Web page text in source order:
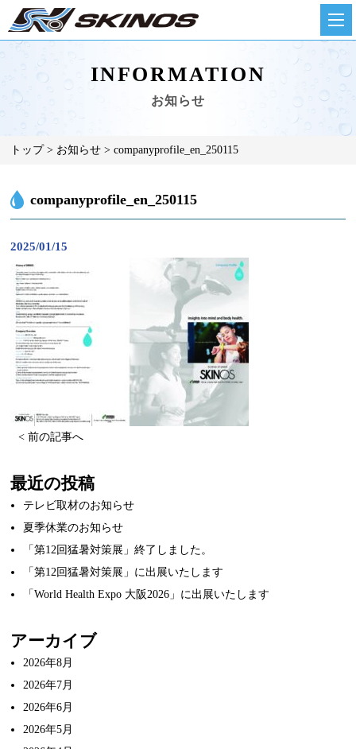
INFORMATION
お知らせ
トップ お知らせ companyprofile_en_250115
companyprofile_en_250115
2025/01/15
< 前の記事へ
最近の投稿
テレビ取材のお知らせ
夏季休業のお知らせ
「第12回猛暑対策展」終了しました。
「第12回猛暑対策展」に出展いたします
「World Health Expo 大阪2026」に出展いたします
アーカイブ
2026年8月
2026年7月
2026年6月
2026年5月